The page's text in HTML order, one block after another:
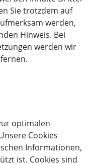
Sie trotzdem auf
werden,
Hinweis. Bei
werden wir
optimalen
Cookies
Informationen,
ist. Cookies sind